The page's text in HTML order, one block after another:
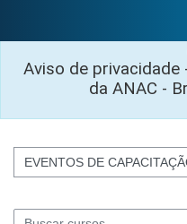
Aviso de privacidade
da ANAC -
Categorias de Cursos
Buscar cursos